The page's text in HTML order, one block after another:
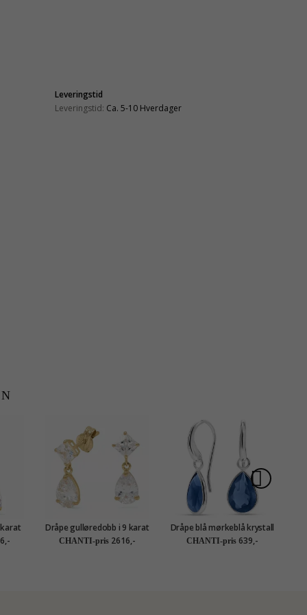
Leveringstid
Leveringstid: Ca. 5-10 Hverdager
Dråpe gulløredobb i 9 karat
gull med zirkon - Gold
Collection
CHANTI-pris 2616,-
Dråpe blå mørkeblå krystall
øredobber i sølv - Loom
Stones
CHANTI-pris 639,-